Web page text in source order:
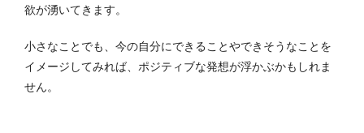
欲が湧いてきます。
小さなことでも、今の自分にできることやできそうなことを
イメージしてみれば、ポジティブな発想が浮かぶかもしれま
せん。